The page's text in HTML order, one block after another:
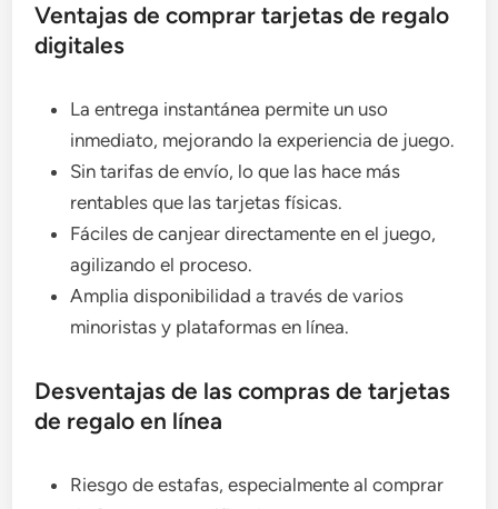
Ventajas de comprar tarjetas de regalo
digitales
La entrega instantánea permite un uso
inmediato, mejorando la experiencia de juego.
Sin tarifas de envío, lo que las hace más
rentables que las tarjetas físicas.
Fáciles de canjear directamente en el juego,
agilizando el proceso.
Amplia disponibilidad a través de varios
minoristas y plataformas en línea.
Desventajas de las compras de tarjetas
de regalo en línea
Riesgo de estafas, especialmente al comprar